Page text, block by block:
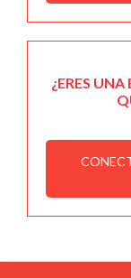
¿ERES